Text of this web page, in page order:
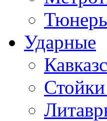
Ударные